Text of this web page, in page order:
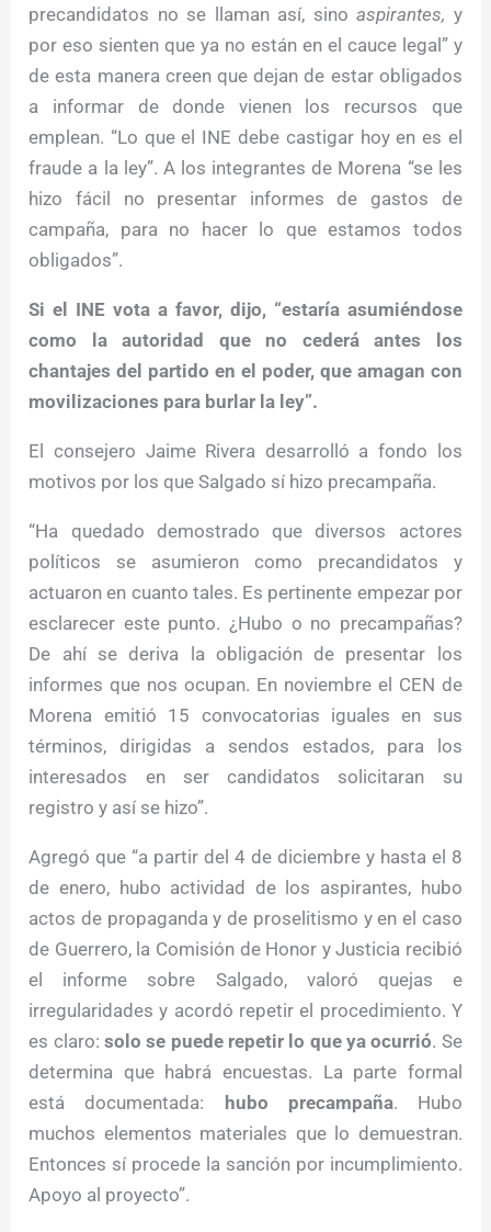
precandidatos no se llaman así, sinoaspirantes, y
por eso sienten que ya no están en el cauce legal” y
de esta manera creen que dejan de estar obligados
a informar de donde vienen los recursos que
emplean. “Lo que el INE debe castigar hoy en es el
fraude a la ley”. A los integrantes de Morena “se les
hizo fácil no presentar informes de gastos de
campaña, para no hacer lo que estamos todos
obligados”.
Si el INE vota a favor, dijo, “estaría asumiéndose
como la autoridad que no cederá antes los
chantajes del partido en el poder, que amagan con
movilizaciones para burlar la ley”.
El consejero Jaime Rivera desarrolló a fondo los
motivos por los que Salgado sí hizo precampaña.
“Ha quedado demostrado que diversos actores
políticos se asumieron como precandidatos y
actuaron en cuanto tales. Es pertinente empezar por
esclarecer este punto. ¿Hubo o no precampañas?
De ahí se deriva la obligación de presentar los
informes que nos ocupan. En noviembre el CEN de
Morena emitió 15 convocatorias iguales en sus
términos, dirigidas a sendos estados, para los
interesados en ser candidatos solicitaran su
registro y así se hizo”.
Agregó que “a partir del 4 de diciembre y hasta el 8
de enero, hubo actividad de los aspirantes, hubo
actos de propaganda y de proselitismo y en el caso
de Guerrero, la Comisión de Honor y Justicia recibió
el informe sobre Salgado, valoró quejas e
irregularidades y acordó repetir el procedimiento. Y
es claro: solo se puede repetir lo que ya ocurrió. Se
determina que habrá encuestas. La parte formal
está documentada:
hubo precampaña. Hubo
muchos elementos materiales que lo demuestran.
Entonces sí procede la sanción por incumplimiento.
Apoyo al proyecto”.